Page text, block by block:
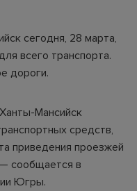
сегодня, 28 марта,
всего транспорта.
дороги.
Мансийск
средств,
приведения проезжей
— сообщается в
Югры.